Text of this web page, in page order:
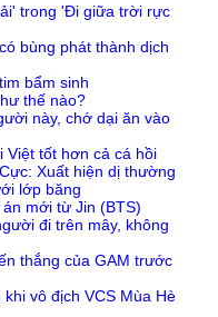
trong 'Đi giữa trời rực
bùng phát thành dịch
bẩm sinh
thế nào?
này, chớ dại ăn vào
Việt tốt hơn cả cá hồi
Xuất hiện dị thường
lớp băng
mới từ Jin (BTS)
đi trên mây, không
thắng của GAM trước
vô địch VCS Mùa Hè